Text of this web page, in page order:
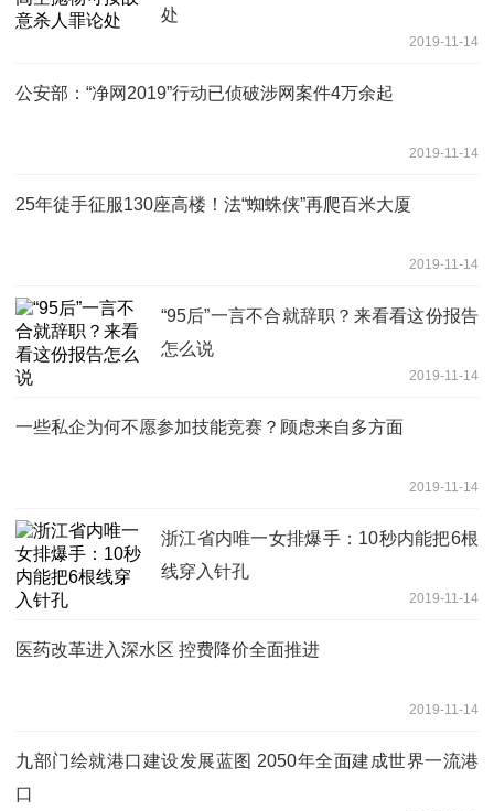
处
2019-11-14
公安部：“净网2019”行动已侦破涉网案件4万余起
2019-11-14
25年徒手征服130座高楼！法“蜘蛛侠”再爬百米大厦
2019-11-14
“95后”一言不合就辞职？来看看这份报告
怎么说
2019-11-14
一些私企为何不愿参加技能竞赛？顾虑来自多方面
2019-11-14
浙江省内唯一女排爆手：10秒内能把6根
线穿入针孔
2019-11-14
医药改革进入深水区 控费降价全面推进
2019-11-14
九部门绘就港口建设发展蓝图 2050年全面建成世界一流港
口